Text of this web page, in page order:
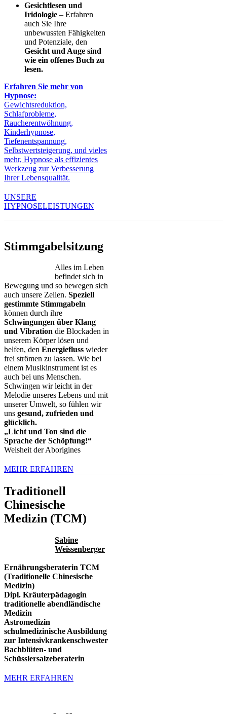
Gesichtlesen und
Iridologie – Erfahren
auch Sie Ihre
unbewussten Fähigkeiten
und Potenziale, den
Gesicht und Auge sind
wie ein offenes Buch zu
lesen.
Erfahren Sie mehr von
Hypnose:
Gewichtsreduktion,
Schlafprobleme,
Raucherentwöhnung,
Kinderhypnose,
Tiefenentspannung,
Selbstwertsteigerung, und vieles
mehr, Hypnose als effizientes
Werkzeug zur Verbesserung
Ihrer Lebensqualität.
UNSERE
HYPNOSELEISTUNGEN
Stimmgabelsitzung
Alles im Leben
befindet sich in
Bewegung und so bewegen sich
auch unsere Zellen. Speziell
gestimmte Stimmgabeln
können durch ihre
Schwingungen über Klang
und Vibration die Blockaden in
unserem Körper lösen und
helfen, den Energiefluss wieder
frei strömen zu lassen. Wie bei
einem Musikinstrument ist es
auch bei uns Menschen.
Schwingen wir leicht in der
Melodie unseres Lebens und mit
unserer Umwelt, so fühlen wir
uns gesund, zufrieden und
glücklich.
„Licht und Ton sind die
Sprache der Schöpfung!“
Weisheit der Aborigines
MEHR ERFAHREN
Traditionell
Chinesische
Medizin (TCM)
Sabine
Weissenberger⁠
Ernährungsberaterin TCM
(Traditionelle Chinesische
Medizin)
Dipl. Kräuterpädagogin
traditionelle abendländische
Medizin
Astromedizin
schulmedizinische Ausbildung
zur Intensivkrankenschwester
Bachblüten- und
Schüsslersalzeberaterin
MEHR ERFAHREN